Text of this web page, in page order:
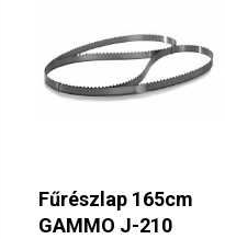
Fűrészlap 165cm
GAMMO J-210